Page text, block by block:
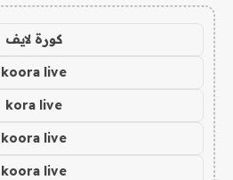
كورة لايف
koora live
kora live
koora live
koora live